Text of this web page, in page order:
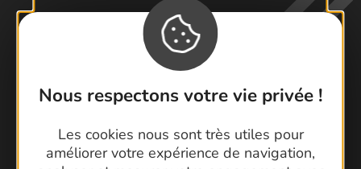
Nous respectons votre vie privée !
Les cookies nous sont très utiles pour
améliorer votre expérience de navigation,
Contactez-nous !
Foire aux questions
Brochures